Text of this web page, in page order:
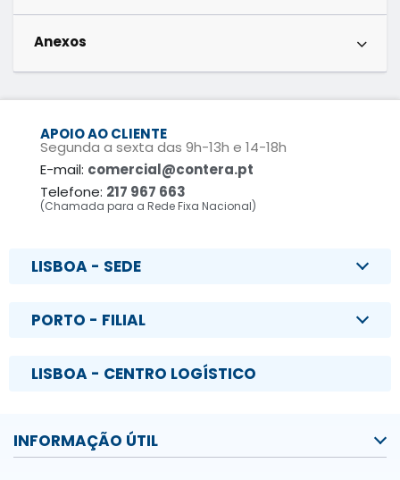
Anexos
APOIO AO CLIENTE
Segunda a sexta das 9h-13h e 14-18h
E-mail: comercial@contera.pt
Telefone: 217 967 663
(Chamada para a Rede Fixa Nacional)
LISBOA - SEDE
PORTO - FILIAL
LISBOA - CENTRO LOGÍSTICO
INFORMAÇÃO ÚTIL